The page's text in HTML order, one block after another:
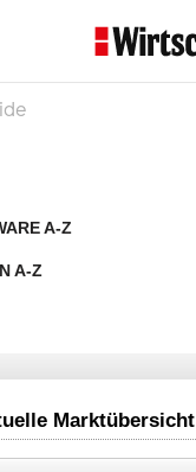
A-Z
A-Z
Marktübersicht